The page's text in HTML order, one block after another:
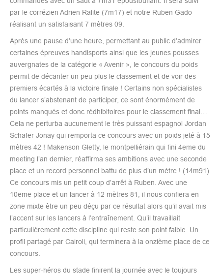
par le corrézien Adrien Ralite (7m17) et notre Ruben Gado
réalisant un satisfaisant 7 mètres 09.
Après une pause d’une heure, permettant au public d’admirer
certaines épreuves handisports ainsi que les jeunes pousses
auvergnates de la catégorie « Avenir », le concours du poids
permit de décanter un peu plus le classement et de voir des
premiers écartés à la victoire finale ! Certains non spécialistes
du lancer s’abstenant de participer, ce sont énormément de
points manqués et donc rédhibitoires pour le classement final…
Cela ne perturba aucunement le très puissant espagnol Jordan
Schafer Jonay qui remporta ce concours avec un poids jeté à 15
mètres 42 ! Makenson Gletty, le montpelliérain qui fini 4eme du
meeting l’an dernier, réaffirma ses ambitions avec une seconde
place et un record personnel battu de plus d’un mètre ! (14m91)
Ce concours mis un petit coup d’arrêt à Ruben. Avec une
10eme place et un lancer à 12 mètres 81, il nous confiera en
zone mixte être un peu déçu par ce résultat alors qu’il avait mis
l’accent sur les lancers à l’entraînement. Qu’il travaillait
particulièrement cette discipline qui reste son point faible. Un
profil partagé par Cairoli, qui terminera à la onzième place de ce
concours.
Les super-héros du stade finirent la journée avec le toujours